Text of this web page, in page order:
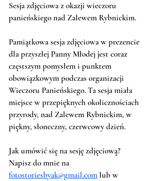
Sesja zdjęciowa z okazji wieczoru
panieńskiego nad Zalewem Rybnickim.
Pamiątkowa sesja zdjęciowa w prezencie
dla przyszłej Panny Młodej jest coraz
częstszym pomysłem i punktem
obowiązkowym podczas organizacji
Wieczoru Panieńskiego. Ta sesja miała
miejsce w przepięknych okolicznościach
przyrody, nad Zalewem Rybnickim, w
piękny, słoneczny, czerwcowy dzień.
Jak umówić się na sesję zdjęciową?
Napisz do mnie na
fotostoriesbyak@gmail.com lub w